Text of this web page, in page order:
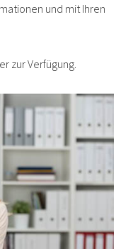
und mit Ihren
zur Verfügung.